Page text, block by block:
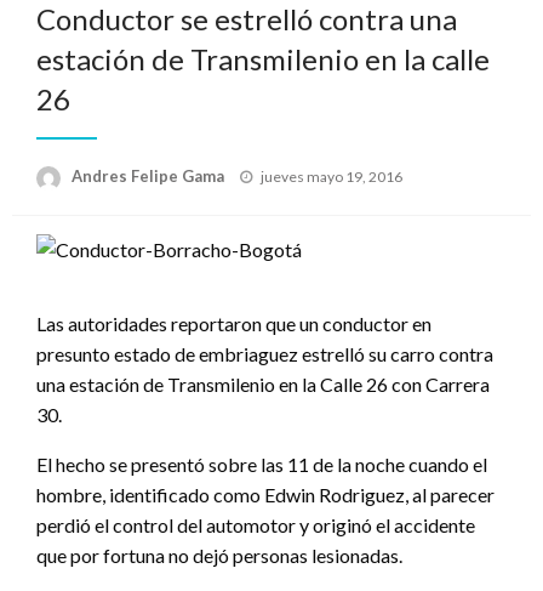
Conductor se estrelló contra una
estación de Transmilenio en la calle
26
Andres Felipe Gama
Publicado
jueves mayo 19, 2016
Las autoridades reportaron que un conductor en
presunto estado de embriaguez estrelló su carro contra
una estación de Transmilenio en la Calle 26 con Carrera
30.
El hecho se presentó sobre las 11 de la noche cuando el
hombre, identificado como Edwin Rodriguez, al parecer
perdió el control del automotor y originó el accidente
que por fortuna no dejó personas lesionadas.